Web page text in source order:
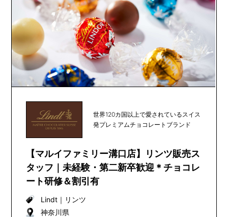
世界120カ国以上で愛されているスイス
発プレミアムチョコレートブランド
【マルイファミリー溝口店】リンツ販売ス
タッフ｜未経験・第二新卒歓迎＊チョコレ
ート研修＆割引有
Lindt｜ リンツ
神奈川県